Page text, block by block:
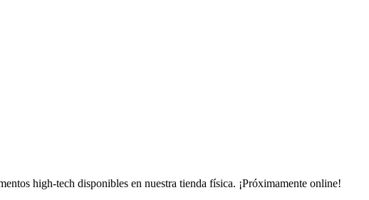
high-tech disponibles en nuestra tienda física. ¡Próximamente online!